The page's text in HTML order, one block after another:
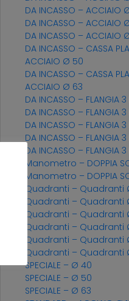
DA INCASSO – ACCIAIO
DA INCASSO – ACCIAIO
DA INCASSO – ACCIAIO
DA INCASSO – CASSA
ACCIAIO Ø 50
DA INCASSO – CASSA
ACCIAIO Ø 63
DA INCASSO – FLANGIA
DA INCASSO – FLANGIA
DA INCASSO – FLANGIA
DA INCASSO – FLANGIA
DA INCASSO – FLANGIA
Manometro – DOPPIA
Manometro – DOPPIA
Quadranti – Quadranti
Quadranti – Quadranti
Quadranti – Quadranti
Quadranti – Quadranti
Quadranti – Quadranti
Quadranti – Quadranti
SPECIALE – Ø 40
SPECIALE – Ø 50
SPECIALE – Ø 63